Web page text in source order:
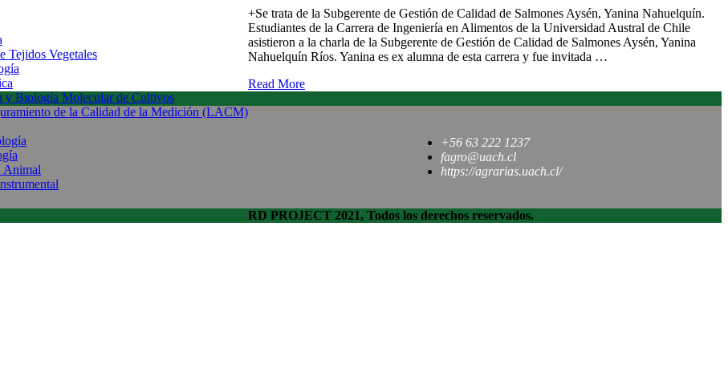
Tejidos Vegetales
y Biología Molecular de Cultivos
de la Calidad de la Medición (LACM)
Animal
+Se trata de la Subgerente de Gestión de Calidad de Salmones Aysén, Yanina Nahuelquín.
Estudiantes de la Carrera de Ingeniería en Alimentos de la Universidad Austral de Chile
asistieron a la charla de la Subgerente de Gestión de Calidad de Salmones Aysén, Yanina
Nahuelquín Ríos. Yanina es ex alumna de esta carrera y fue invitada …
Read More
+56 63 222 1237
fagro@uach.cl
https://agrarias.uach.cl/
RD PROJECT 2021, Todos los derechos reservados.